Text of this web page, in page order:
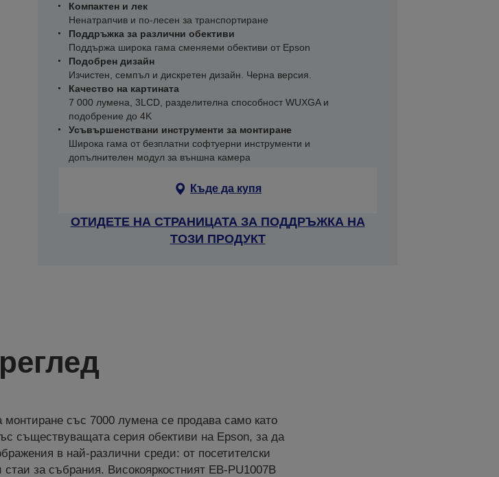
Компактен и лек
Ненатрапчив и по-лесен за транспортиране
Поддръжка за различни обективи
Поддържа широка гама сменяеми обективи от Epson
Подобрен дизайн
Изчистен, семпъл и дискретен дизайн. Черна версия.
Качество на картината
7 000 лумена, 3LCD, разделителна способност WUXGA и
подобрение до 4K
Усъвършенствани инструменти за монтиране
Широка гама от безплатни софтуерни инструменти и
допълнителен модул за външна камера
Къде да купя
ОТИДЕТЕ НА СТРАНИЦАТА ЗА ПОДДРЪЖКА НА
ТОЗИ ПРОДУКТ
монтиране със 7000 лумена се продава само като
съществуващата серия обективи на Epson, за да
в най-различни среди: от посетителски
за събрания. Високояркостният EB-PU1007B